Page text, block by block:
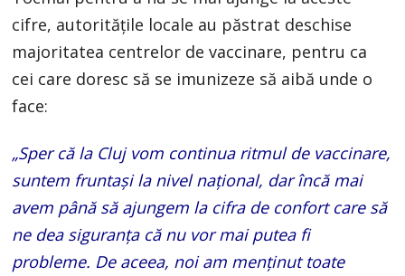
cifre, autoritățile locale au păstrat deschise
majoritatea centrelor de vaccinare, pentru ca
cei care doresc să se imunizeze să aibă unde o
face:
„Sper că la Cluj vom continua ritmul de vaccinare,
suntem fruntași la nivel național, dar încă mai
avem până să ajungem la cifra de confort care să
ne dea siguranța că nu vor mai putea fi
probleme. De aceea, noi am menținut toate